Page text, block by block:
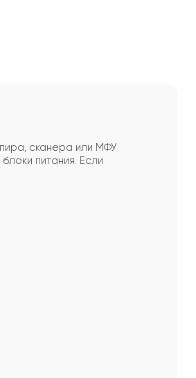
сканера или МФУ
питания. Если